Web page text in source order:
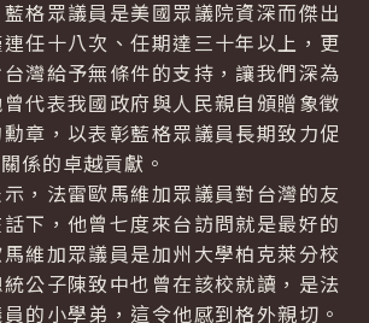
眾議員是美國眾議院資深而傑出
任十八次、任期達三十年以上，更
灣給予無條件的支持，讓我們深為
代表我國政府與人民親自頒贈象徵
章，以表彰藍格眾議員長期致力促
係的卓越貢獻。
法雷歐馬維加眾議員對台灣的友
下，他曾七度來台訪問就是最好的
維加眾議員是加州大學柏克萊分校
公子陳致中也曾在該校就讀，是法
的小學弟，這令他感到格外親切。